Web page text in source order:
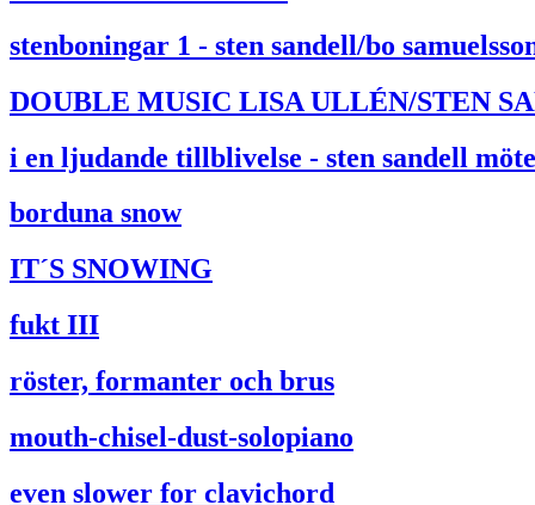
stenboningar 1 - sten sandell/bo
DOUBLE MUSIC LISA ULLÉN/STEN
i en ljudande tillblivelse - sten sandell
borduna snow
IT´S SNOWING
fukt III
röster, formanter och brus
mouth-chisel-dust-solopiano
even slower for clavichord